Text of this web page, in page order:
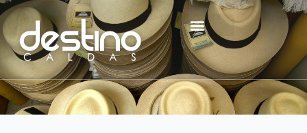
contenido
Ir
al
contenido